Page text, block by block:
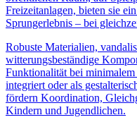
Freizeitanlagen, bieten sie
Sprungerlebnis – bei
Robuste Materialien,
witterungsbeständige
Funktionalität bei
integriert oder als
fördern Koordination,
Kindern und Jugendlichen.